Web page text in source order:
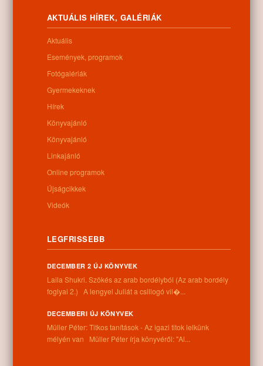
Letöltés
0
Kapcsolódó anyagok
Kategóriák:
Információk
4262 Nyíracsád, Kassai u. 4.
Telefon:
+36 52 206 031
AKTUÁLIS HÍREK, GALÉRIÁK
Aktuális
Események, programok
Fotógalériák
Gyermekeknek
Hírek
Könyvajánló
Könyvajánló
Linkajánló
Online programok
Újságcikkek
Videók
LEGFRISSEBB
DECEMBER 2 ÚJ KÖNYVEK
Laila Shukri. Szökés ​az arab bordélyból (Az arab bordély
foglyai 2.) A lengyel Juliát a csillogó vil�...
DECEMBERI ÚJ KÖNYVEK
Müller Péter: Titkos tanítások - Az igazi titok lelkünk
mélyén van Müller Péter írja könyvéről: "Al...